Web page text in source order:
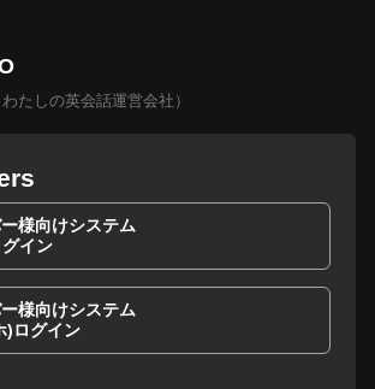
たしの英会話運営会社）
様向けシステム
イン
様向けシステム
)ログイン